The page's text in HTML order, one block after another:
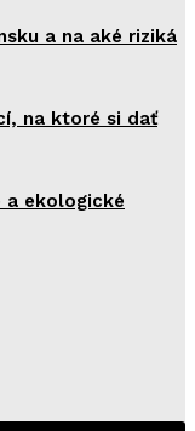
a na aké riziká
na ktoré si dať
a ekologické